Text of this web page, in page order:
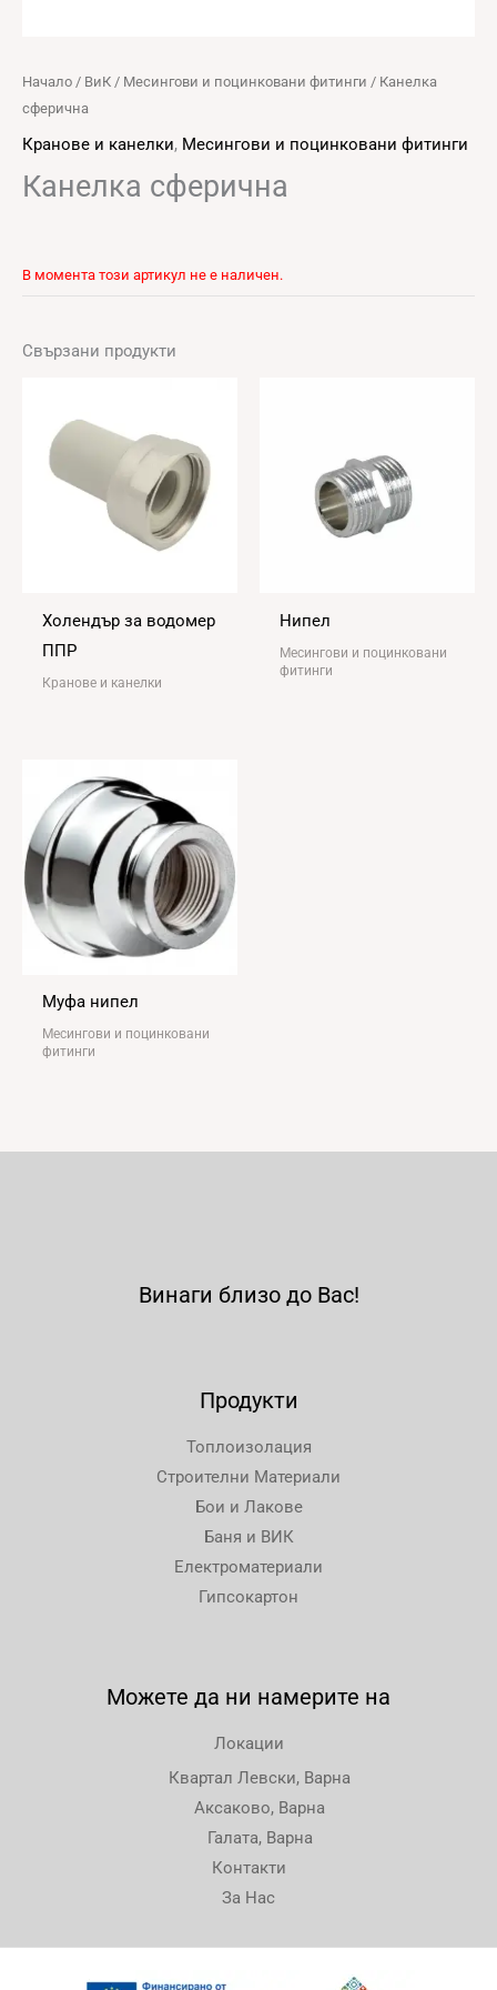
Начало / ВиК / Месингови и поцинковани фитинги / Канелка
сферична
Кранове и канелки, Месингови и поцинковани фитинги
Канелка сферична
В момента този артикул не е наличен.
Свързани продукти
Холендър за водомер
ППР
Кранове и канелки
Нипел
Месингови и поцинковани
фитинги
Муфа нипел
Месингови и поцинковани
фитинги
Винаги близо до Вас!
Продукти
Топлоизолация
Строителни Материали
Бои и Лакове
Баня и ВИК
Електроматериали
Гипсокартон
Можете да ни намерите на
Локации
Квартал Левски, Варна
Аксаково, Варна
Галата, Варна
Контакти
За Нас